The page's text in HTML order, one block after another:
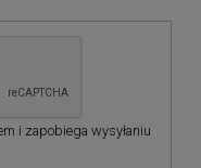
i zapobiega wysyłaniu